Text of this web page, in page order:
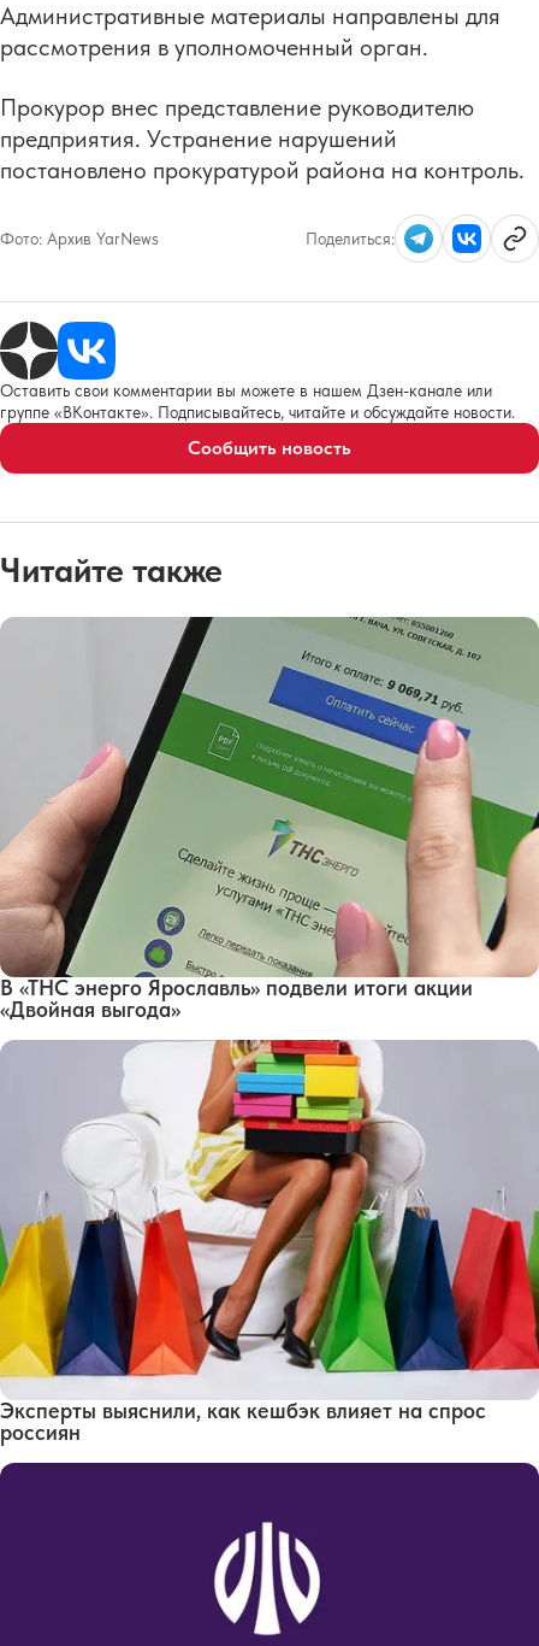
Административные материалы направлены для
рассмотрения в уполномоченный орган.
Прокурор внес представление руководителю
предприятия. Устранение нарушений
постановлено прокуратурой района на контроль.
Фото: Архив YarNews Поделиться:
Оставить свои комментарии вы можете в нашем Дзен-канале или
группе «ВКонтакте». Подписывайтесь, читайте и обсуждайте новости.
Сообщить новость
Читайте также
В «ТНС энерго Ярославль» подвели итоги акции
«Двойная выгода»
Эксперты выяснили, как кешбэк влияет на спрос
россиян